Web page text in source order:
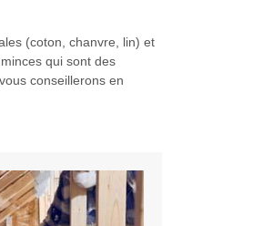
(coton, chanvre, lin) et
qui sont des
conseillerons en